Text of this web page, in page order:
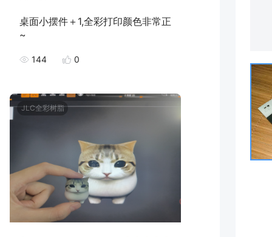
桌面小摆件＋1,全彩打印颜色非常正
~
144 0
JLC全彩树脂